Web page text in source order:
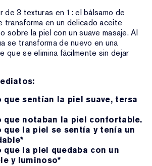
de 3 texturas en 1: el bálsamo de
transforma en un delicado aceite
sobre la piel con un suave masaje. Al
se transforma de nuevo en una
que se elimina fácilmente sin dejar
que sentían la piel suave, tersa
que notaban la piel confortable.
que la piel se sentía y tenía un
que la piel quedaba con un
y luminoso*